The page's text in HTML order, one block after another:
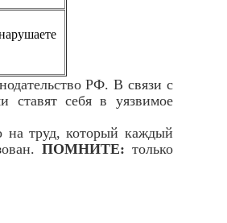
РФ. В связи с
ставят себя в уязвимое
труд, который каждый
ПОМНИТЕ: только